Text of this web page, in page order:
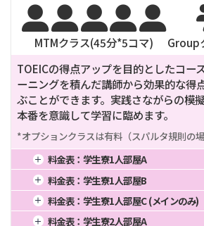

MTMクラス(45分*5コマ) Group
TOEICの得点アップを目的としたコー
ーニングを積んだ講師から効果的な得
ぶことができます。実践さながらの模
本番を意識して学習に臨めます。
*オプションクラスは有料（スパルタ規則の場
料金表： 学生寮1人部屋A
1週間
2週間
270,400
3週間
353,600
4週間
8週間
832,000
12週間
1,248,000
料金表： 学生寮1人部屋B
1週間
2週間
261,950
4週間
403,000
8週間
806,000
料金表： 学生寮1人部屋C (メインのみ)
1週間
4週間
料金表： 学生寮2人部屋A